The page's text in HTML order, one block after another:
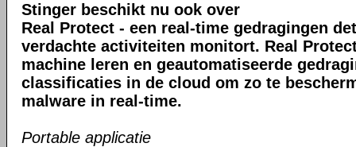
Stinger beschikt nu ook over
Real Protect - een real-time gedragingen
verdachte activiteiten monitort. Real
machine leren en geautomatiseerde
classificaties in de cloud om zo te
malware in real-time.
Portable applicatie